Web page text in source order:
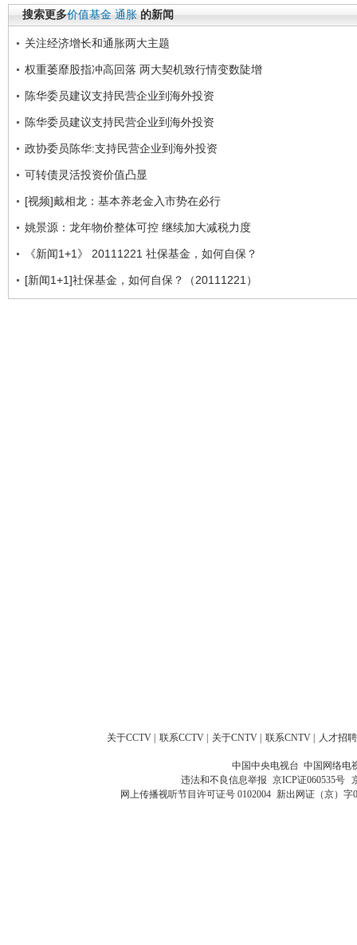
搜索更多价值基金 通胀 的新闻
关注经济增长和通胀两大主题
权重萎靡股指冲高回落 两大契机致行情变数陡增
陈华委员建议支持民营企业到海外投资
陈华委员建议支持民营企业到海外投资
政协委员陈华:支持民营企业到海外投资
可转债灵活投资价值凸显
[视频]戴相龙：基本养老金入市势在必行
姚景源：龙年物价整体可控 继续加大减税力度
《新闻1+1》 20111221 社保基金，如何自保？
[新闻1+1]社保基金，如何自保？（20111221）
关于CCTV 联系CCTV 关于CNTV 联系CNTV 人才招聘
中国中央电视台 中国网络电
违法和不良信息举报 京ICP证060535号
网上传播视听节目许可证号 0102004 新出网证（京）